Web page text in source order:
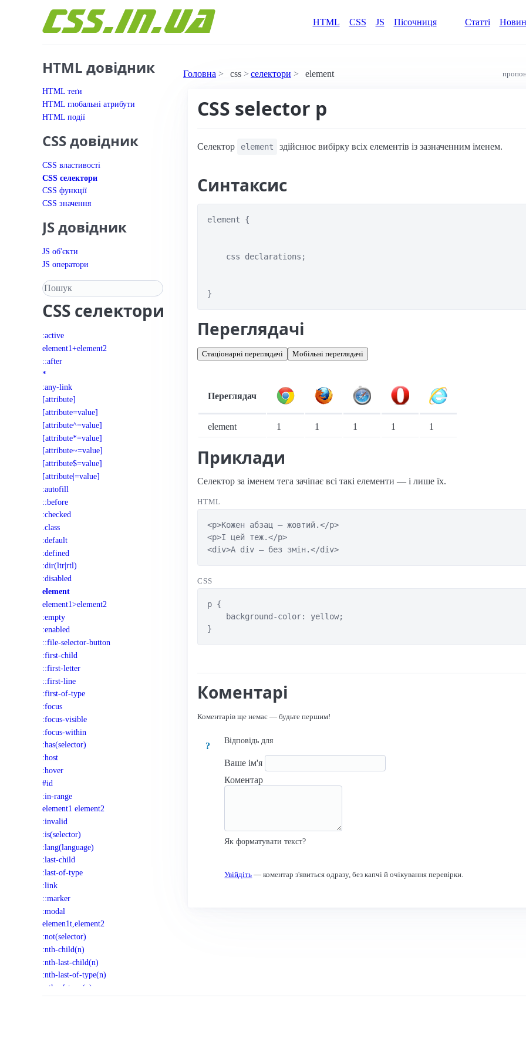
HTML
CSS JS Пісочниця Статті
HTML довідник
HTML теґи
HTML глобальні атрибути
HTML події
CSS довідник
CSS властивості
CSS селектори
CSS функції
CSS значення
JS довідник
JS об'єкти
JS оператори
Пошук у довіднику
CSS селектори
:active
element1+element2
::after
*
:any-link
[attribute]
[attribute=value]
[attribute^=value]
[attribute*=value]
[attribute~=value]
[attribute$=value]
[attribute|=value]
:autofill
::before
:checked
.class
:default
:defined
:dir(ltr|rtl)
:disabled
element
element1>element2
:empty
:enabled
::file-selector-button
:first-child
::first-letter
::first-line
:first-of-type
:focus
:focus-visible
:focus-within
:has(selector)
:host
:hover
#id
:in-range
element1 element2
:invalid
:is(selector)
:lang(language)
:last-child
:last-of-type
:link
::marker
:modal
elemen1t,element2
:not(selector)
:nth-child(n)
:nth-last-child(n)
:nth-last-of-type(n)
:nth-of-type(n)
Головна css селектори element
CSS selector p
Селектор element здійснює вибірку всіх елементів із зазначенним іменем.
Синтаксис
element {
    css declarations;
}
Переглядачі
Стаціонарні переглядачі Мобільні переглядачі
Переглядач
element 1 1 1 1 1
Приклади
Селектор за іменем тега зачіпає всі такі елементи — і лише їх.
HTML
<p>Кожен абзац — жовтий.</p>
<p>І цей теж.</p>
<div>А div — без змін.</div>
CSS
p {
    background-color: yellow;
}
Коментарі
Коментарів ще немає — будьте першим!
?
Відповідь для
Ваше ім'я
Коментар
Як форматувати текст?
Увійдіть — коментар з'явиться одразу, без капчі й очікування перевірки.